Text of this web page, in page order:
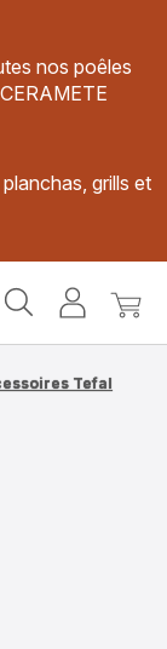
nos poêles
grills et
MonMon
Tefal